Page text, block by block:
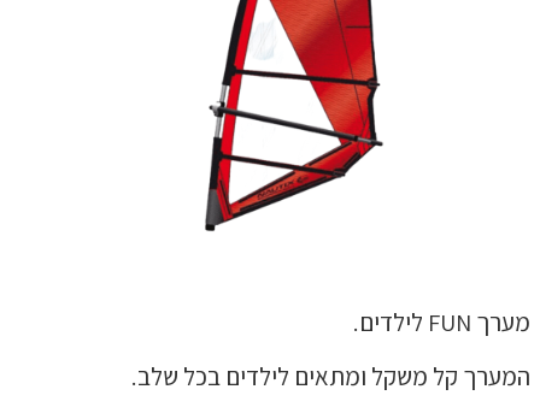
מערך FUN לילדים.
המערך קל משקל ומתאים לילדים בכל שלב.